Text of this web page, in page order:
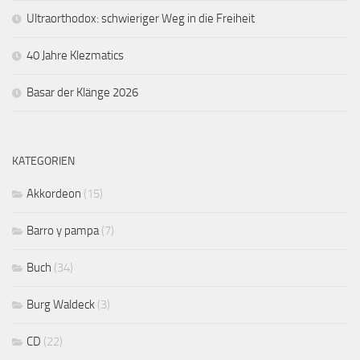
Ultraorthodox: schwieriger Weg in die Freiheit
40 Jahre Klezmatics
Basar der Klänge 2026
KATEGORIEN
Akkordeon (15)
Barro y pampa(7)
Buch (34)
Burg Waldeck (3)
CD (22)